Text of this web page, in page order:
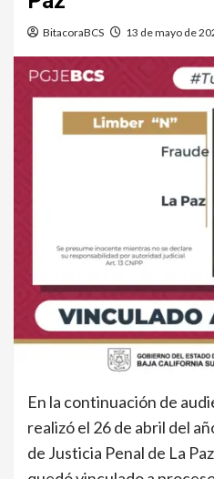
BitacoraBCS 13 de mayo de
En la continuación de
realizó el 26 de abril del
de Justicia Penal de La